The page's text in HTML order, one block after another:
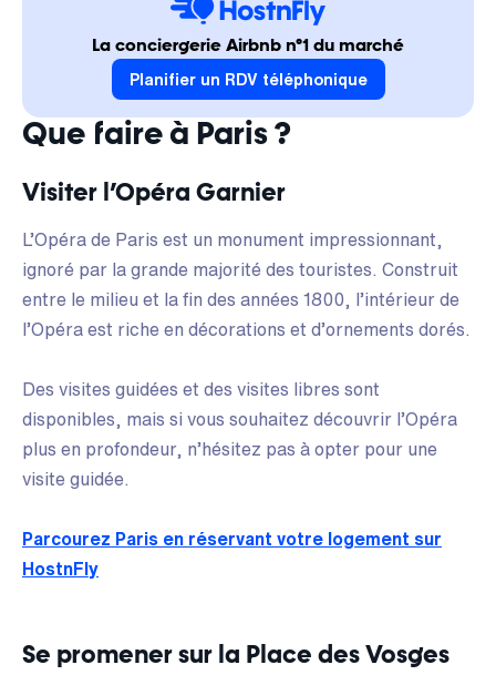
La conciergerie Airbnb n°1 du marché
Planifier un RDV téléphonique
Que faire à Paris ?
Visiter l’Opéra Garnier
L’Opéra de Paris est un monument impressionnant,
ignoré par la grande majorité des touristes. Construit
entre le milieu et la fin des années 1800, l’intérieur de
l’Opéra est riche en décorations et d’ornements dorés.
Des visites guidées et des visites libres sont
disponibles, mais si vous souhaitez découvrir l’Opéra
plus en profondeur, n’hésitez pas à opter pour une
visite guidée.
Parcourez Paris en réservant votre logement sur
HostnFly
Se promener sur la Place des Vosges